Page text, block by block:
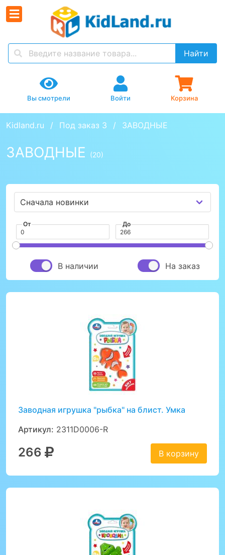
Найти
Вы смотрели Войти Корзина
Kidland.ru Под заказ 3 ЗАВОДНЫЕ
ЗАВОДНЫЕ (20)
От До
В наличии На заказ
Заводная игрушка "рыбка" на блист. Умка
Артикул: 2311D0006-R
266 В корзину